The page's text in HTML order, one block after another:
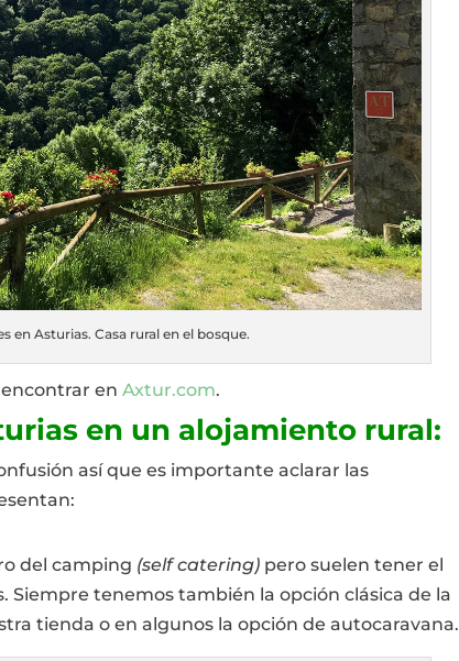
en Asturias. Casa rural en el bosque.
encontrar enAxtur.com.
en un alojamiento rural:
así que es importante aclarar las
del camping (self catering) pero suelen tener el
Siempre tenemos también la opción clásica de la
tienda o en algunos la opción de autocaravana.